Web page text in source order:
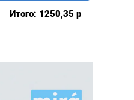
Итого: 1250,35 р